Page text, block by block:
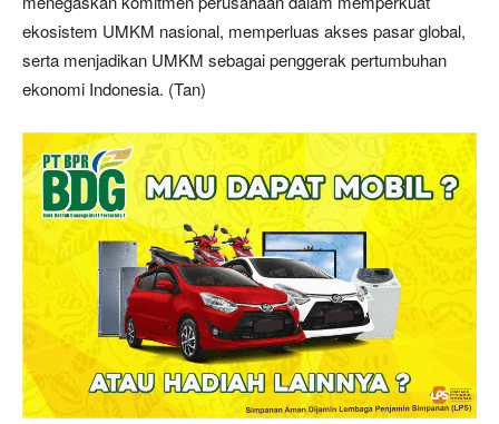
ekosistem UMKM nasional, memperluas akses pasar global,
serta menjadikan UMKM sebagai penggerak pertumbuhan
ekonomi Indonesia. (Tan)